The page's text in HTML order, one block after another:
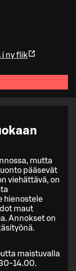
i ny flik
mutta
pääsevät
viehättävä, on
hienostele
maut
Annokset on
maistuvalla
14.00.